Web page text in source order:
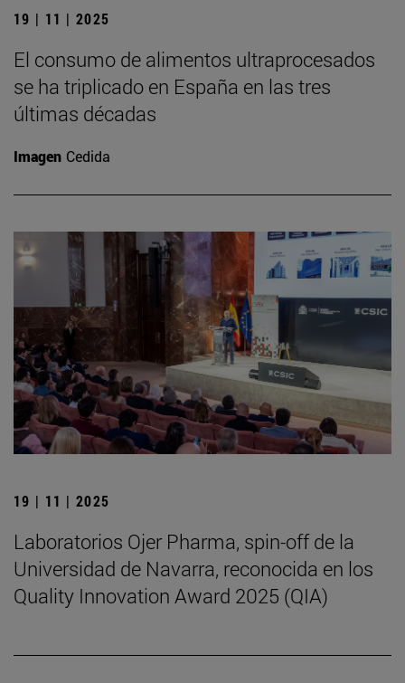
19 | 11 | 2025
El consumo de alimentos ultraprocesados
se ha triplicado en España en las tres
últimas décadas
Imagen Cedida
19 | 11 | 2025
Laboratorios Ojer Pharma, spin-off de la
Universidad de Navarra, reconocida en los
Quality Innovation Award 2025 (QIA)